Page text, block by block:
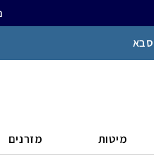
מיטות מזרנים